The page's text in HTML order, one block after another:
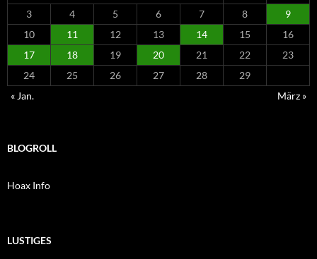
3
4 5 6 7 8
9
10
11 12 13 14 15
16
17
18 19 20 21 22
23
24
25 26 27 28
29
« Jan.
März »
BLOGROLL
Hoax Info
LUSTIGES